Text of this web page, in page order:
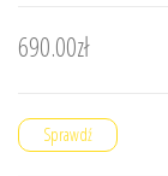
690.00zł
Sprawdź